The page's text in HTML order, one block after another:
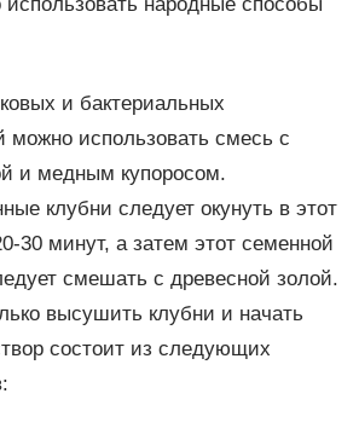
и бактериальных
можно использовать смесь с
и медным купоросом.
клубни следует окунуть в этот
30 минут, а затем этот семенной
смешать с древесной золой.
высушить клубни и начать
состоит из следующих